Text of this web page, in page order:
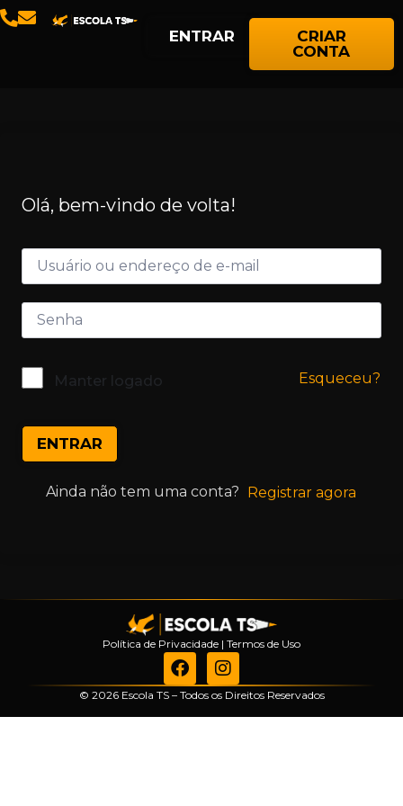
ENTRAR
CRIAR
CONTA
Olá, bem-vindo de volta!
Manter logado Esqueceu?
ENTRAR
Ainda não tem uma conta? Registrar agora
Política de Privacidade | Termos de Uso
© 2026 Escola TS – Todos os Direitos Reservados